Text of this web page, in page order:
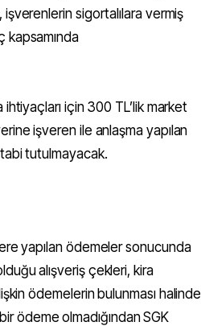
işverenlerin sigortalılara vermiş
kapsamında
için 300 TL’lik market
işveren ile anlaşma yapılan
tutulmayacak.
yapılan ödemeler sonucunda
alışveriş çekleri, kira
ödemelerin bulunması halinde
ödeme olmadığından SGK